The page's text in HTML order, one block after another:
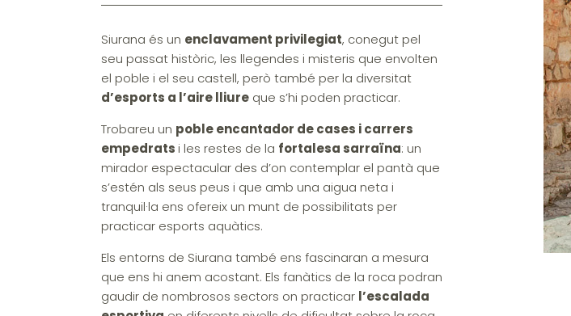
Siurana és un enclavament privilegiat, conegut pel
seu passat històric, les llegendes i misteris que envolten
el poble i el seu castell, però també per la diversitat
d’esports a l’aire lliure que s’hi poden practicar.
Trobareu un poble encantador de cases i carrers
empedratsi les restes de la fortalesa sarraïna: un
mirador espectacular des d’on contemplar el pantà que
s’estén als seus peus i que amb una aigua neta i
tranquil·la ens ofereix un munt de possibilitats per
practicar esports aquàtics.
Els entorns de Siurana també ens fascinaran a mesura
que ens hi anem acostant. Els fanàtics de la roca podran
gaudir de nombrosos sectors on practicar l’escalada